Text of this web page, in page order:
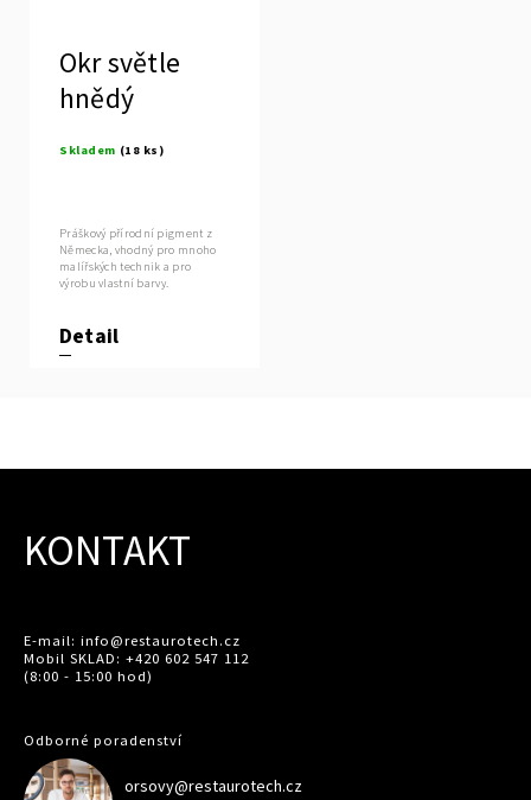
Okr světle
hnědý
Skladem (18 ks)
Detail
Práškový přírodní pigment z
Německa, vhodný pro mnoho
malířských technik a pro
výrobu vlastní barvy.
KONTAKT
E-mail: info@restaurotech.cz
Mobil SKLAD: +420 602 547 112
(8:00 - 15:00 hod)
Odborné poradenství
orsovy@restaurotech.cz